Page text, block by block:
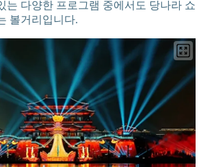
는 다양한 프로그램 중에서도 당나라 쇼
볼거리입니다.